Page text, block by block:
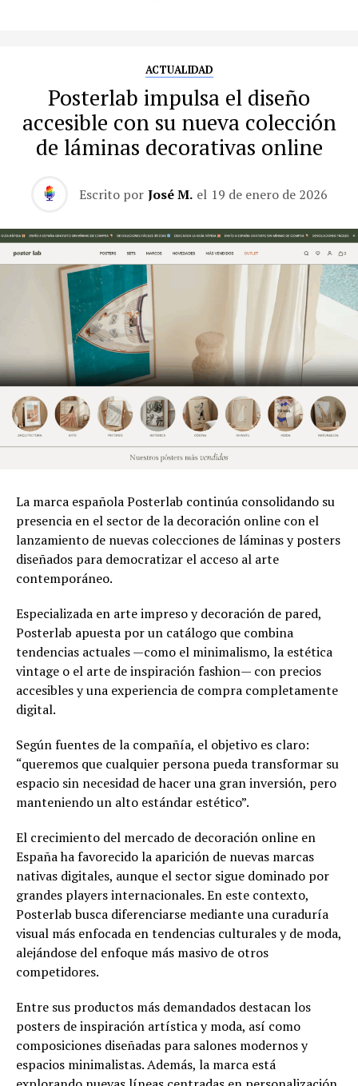
ACTUALIDAD
Posterlab impulsa el diseño
accesible con su nueva colección
de láminas decorativas online
Escrito por José M. el 19 de enero de 2026
La marca española Posterlab continúa consolidando su
presencia en el sector de la decoración online con el
lanzamiento de nuevas colecciones de láminas y posters
diseñados para democratizar el acceso al arte
contemporáneo.
Especializada en arte impreso y decoración de pared,
Posterlab apuesta por un catálogo que combina
tendencias actuales —como el minimalismo, la estética
vintage o el arte de inspiración fashion— con precios
accesibles y una experiencia de compra completamente
digital.
Según fuentes de la compañía, el objetivo es claro:
“queremos que cualquier persona pueda transformar su
espacio sin necesidad de hacer una gran inversión, pero
manteniendo un alto estándar estético”.
El crecimiento del mercado de decoración online en
España ha favorecido la aparición de nuevas marcas
nativas digitales, aunque el sector sigue dominado por
grandes players internacionales. En este contexto,
Posterlab busca diferenciarse mediante una curaduría
visual más enfocada en tendencias culturales y de moda,
alejándose del enfoque más masivo de otros
competidores.
Entre sus productos más demandados destacan los
posters de inspiración artística y moda, así como
composiciones diseñadas para salones modernos y
espacios minimalistas. Además, la marca está